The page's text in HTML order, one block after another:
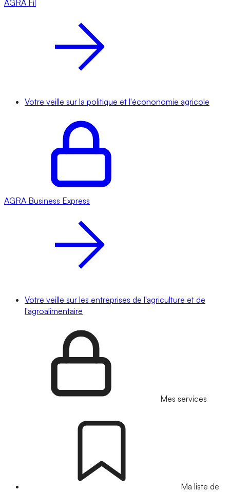
AGRA Fil
Votre veille sur la politique et l'écononomie agricole
AGRA Business Express
Votre veille sur les entreprises de l'agriculture et de
l'agroalimentaire
Mes services
Ma liste de